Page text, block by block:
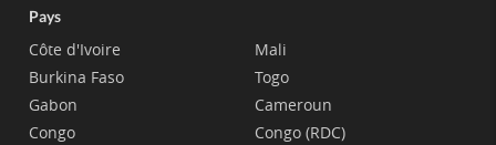
Pays
Côte d'Ivoire
Burkina Faso
Gabon
Congo
Mali
Togo
Cameroun
Congo (RDC)